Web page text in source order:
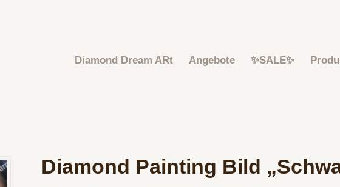
Diamond Dream ARt Angebote ✨SALE✨
Diamond Painting Bild